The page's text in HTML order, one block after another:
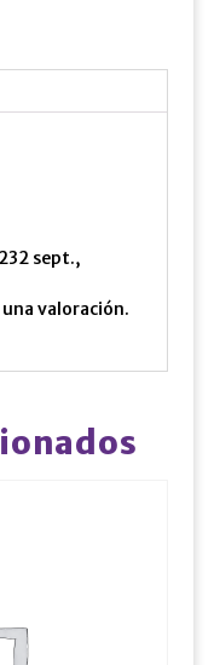
sept.,
valoración.